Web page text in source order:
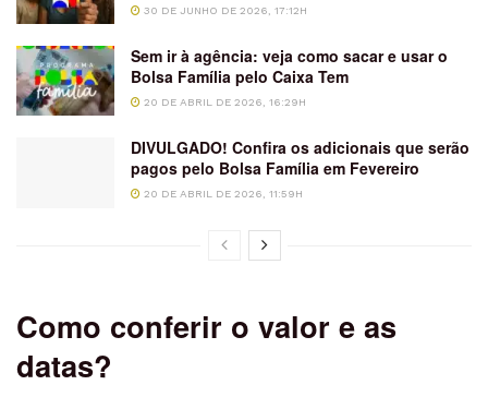
30 DE JUNHO DE 2026, 17:12H
Sem ir à agência: veja como sacar e usar o
Bolsa Família pelo Caixa Tem
20 DE ABRIL DE 2026, 16:29H
DIVULGADO! Confira os adicionais que serão
pagos pelo Bolsa Família em Fevereiro
20 DE ABRIL DE 2026, 11:59H
Como conferir o valor e as
datas?